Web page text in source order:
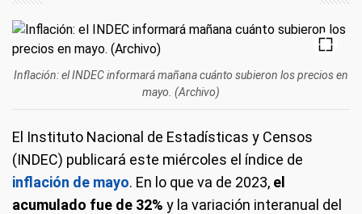
Inflación: el INDEC informará mañana cuánto subieron los precios en
mayo. (Archivo)
El Instituto Nacional de Estadísticas y Censos
(INDEC) publicará este miércoles el índice de
inflación de mayo. En lo que va de 2023, el
acumulado fue de 32% y la variación interanual del